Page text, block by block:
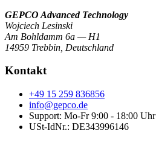
GEPCO Advanced Technology
Wojciech Lesinski
Am Bohldamm 6a — H1
14959 Trebbin Deutschland
Kontakt
+49 15 259 836856
info@gepco.de
Support: Mo-Fr 9:00 - 18:00 Uhr
USt-IdNr.: DE343996146